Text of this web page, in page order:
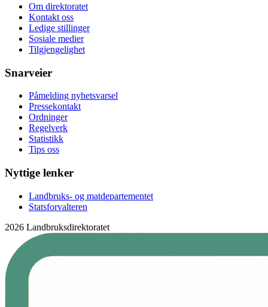
Om direktoratet
Kontakt oss
Ledige stillinger
Sosiale medier
Tilgjengelighet
Snarveier
Påmelding nyhetsvarsel
Pressekontakt
Ordninger
Regelverk
Statistikk
Tips oss
Nyttige lenker
Landbruks- og matdepartementet
Statsforvalteren
2026 Landbruksdirektoratet